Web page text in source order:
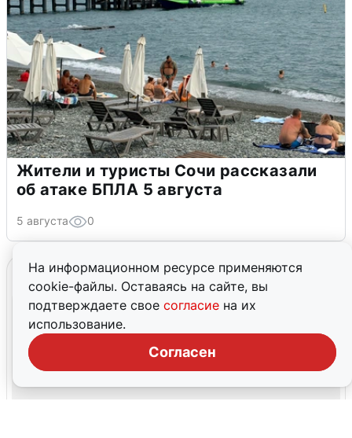
На информационном ресурсе применяются
cookie-файлы. Оставаясь на сайте, вы
подтверждаете свое согласие на их
использование.
Согласен
Жители и туристы Сочи рассказали
об атаке БПЛА 5 августа
5 августа 0